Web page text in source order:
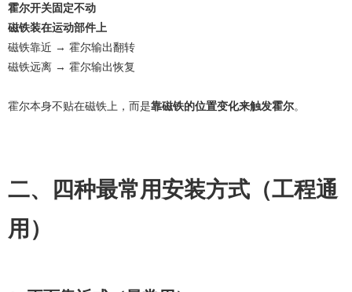
霍尔开关固定不动
磁铁装在运动部件上
磁铁靠近 → 霍尔输出翻转
磁铁远离 → 霍尔输出恢复
霍尔本身不贴在磁铁上，而是靠磁铁的位置变化来触发霍尔。
二、四种最常用安装方式（工程通
用）